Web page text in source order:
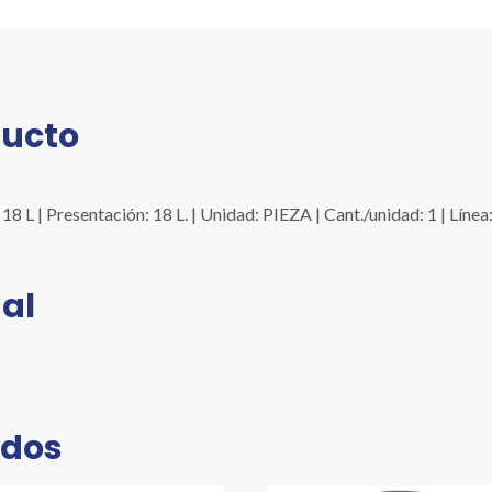
L | Presentación: 18 L. | Unidad: PIEZA | Cant./unidad: 1 |